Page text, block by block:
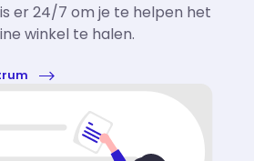
er 24/7 om je te helpen het
winkel te halen.